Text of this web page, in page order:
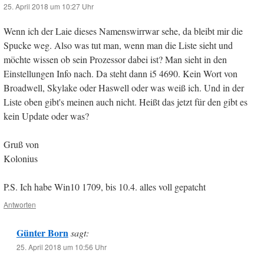
25. April 2018 um 10:27 Uhr
Wenn ich der Laie dieses Namenswirrwar sehe, da bleibt mir die
Spucke weg. Also was tut man, wenn man die Liste sieht und
möchte wissen ob sein Prozessor dabei ist? Man sieht in den
Einstellungen Info nach. Da steht dann i5 4690. Kein Wort von
Broadwell, Skylake oder Haswell oder was weiß ich. Und in der
Liste oben gibt's meinen auch nicht. Heißt das jetzt für den gibt es
kein Update oder was?
Gruß von
Kolonius
P.S. Ich habe Win10 1709, bis 10.4. alles voll gepatcht
Antworten
Günter Born sagt:
25. April 2018 um 10:56 Uhr